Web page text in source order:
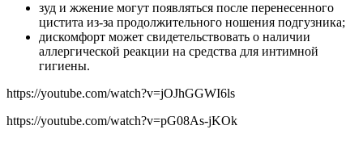
зуд и жжение могут появляться после перенесенного
цистита из-за продолжительного ношения подгузника;
дискомфорт может свидетельствовать о наличии
аллергической реакции на средства для интимной
гигиены.
https://youtube.com/watch?v=jOJhGGWI6ls
https://youtube.com/watch?v=pG08As-jKOk